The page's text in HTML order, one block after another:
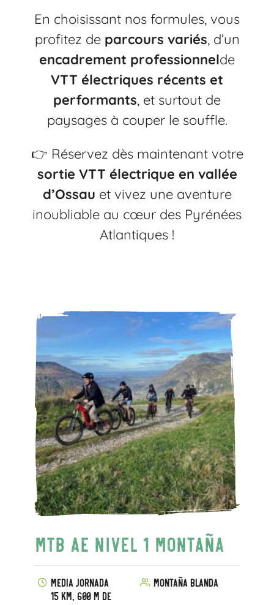
En choisissant nos formules, vous
profitez de parcours variés, d’un
encadrement professionnelde
VTT électriques récents et
performants, et surtout de
paysages à couper le souffle.
👉 Réservez dès maintenant votre
sortie VTT électrique en vallée
d’Ossau et vivez une aventure
inoubliable au cœur des Pyrénées
Atlantiques !
MTB AE Nivel 1 Montaña
Media jornada
15 km, 600 m de
Montaña blanda